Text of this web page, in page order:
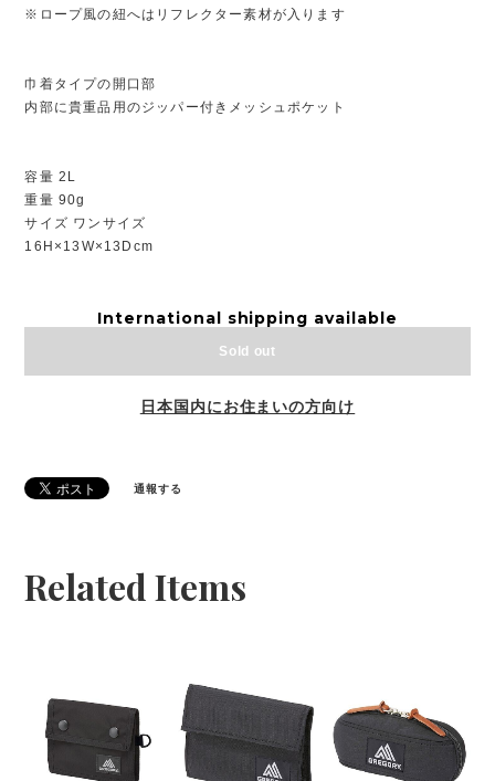
※ロープ風の紐へはリフレクター素材が入ります
巾着タイプの開口部
内部に貴重品用のジッパー付きメッシュポケット
容量 2L
重量 90g
サイズ ワンサイズ
16H×13W×13Dcm
International shipping available
Sold out
日本国内にお住まいの方向け
通報する
Related Items